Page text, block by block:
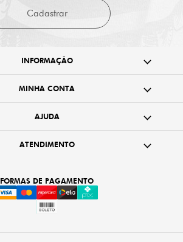
Cadastrar
INFORMAÇÃO
MINHA CONTA
AJUDA
ATENDIMENTO
FORMAS DE PAGAMENTO